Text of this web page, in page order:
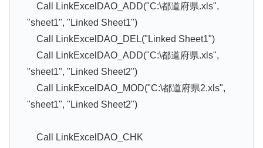
Call LinkExcelDAO_ADD("C:\都道府県.xls",
"sheet1", "Linked Sheet1")
Call LinkExcelDAO_DEL("Linked Sheet1")
Call LinkExcelDAO_ADD("C:\都道府県.xls",
"sheet1", "Linked Sheet2")
Call LinkExcelDAO_MOD("C:\都道府県2.xls",
"sheet1", "Linked Sheet2")
Call LinkExcelDAO_CHK